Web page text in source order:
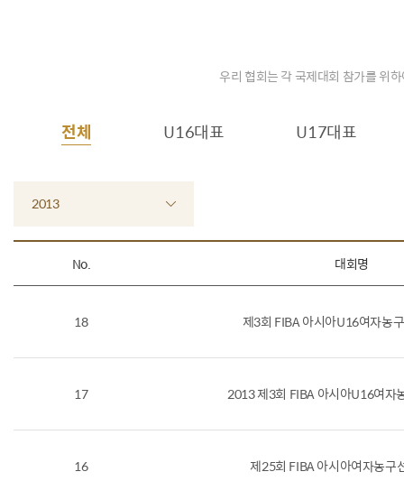
우리 협회는 각 국제대회 참가를 위
전체 U16대표 U17대표
2013
No. 대회명
18 제3회 FIBA 아시아U16여자농
17 2013 제3회 FIBA 아시아U16여자
16 제25회 FIBA 아시아여자농구